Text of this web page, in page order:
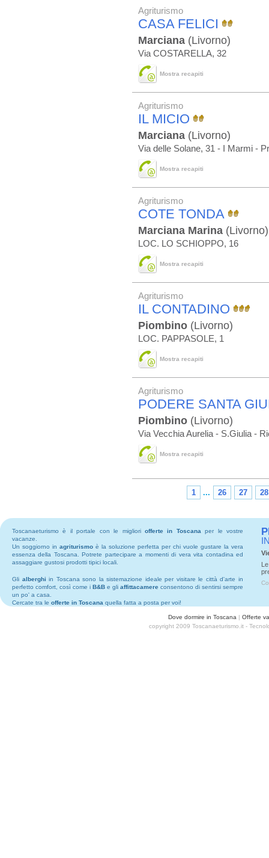
Agriturismo
CASA FELICI
Marciana (Livorno)
Via COSTARELLA, 32
Mostra recapiti
Agriturismo
IL MICIO
Marciana (Livorno)
Via delle Solane, 31 - I Marmi -
Mostra recapiti
Agriturismo
COTE TONDA
Marciana Marina (Livorno)
LOC. LO SCHIOPPO, 16
Mostra recapiti
Agriturismo
IL CONTADINO
Piombino (Livorno)
LOC. PAPPASOLE, 1
Mostra recapiti
Agriturismo
PODERE SANTA
Piombino (Livorno)
Via Vecchia Aurelia - S.Giulia -
Mostra recapiti
1 ... 26 27 28
Toscanaeturismo è il portale con le migliori offerte in Toscana per le vostre
vacanze.
Un soggiorno in agriturismo è la soluzione perfetta per chi vuole gustare la vera
essenza della Toscana. Potrete partecipare a momenti di vera vita contadina ed
assaggiare gustosi prodotti tipici locali.
Gli alberghi in Toscana sono la sistemazione ideale per visitare le città d'arte in
perfetto comfort, così come i B&B e gli affittacamere consentono di sentirsi sempre
un po' a casa.
Cercate tra le offerte in Toscana quella fatta a posta per voi!
Dove dormire in Toscana | Offerte
copyright 2009 Toscanaeturismo.it -